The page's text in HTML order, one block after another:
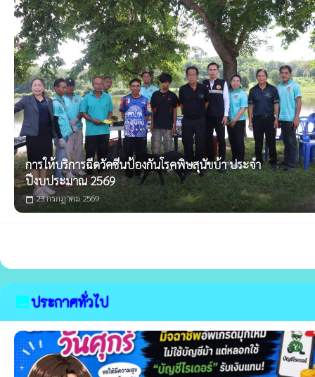
การให้บริการฉีดวัคซีนป้องกันโรคพิษสุนัขบ้า ประจำ
ปีงบประมาณ 2569
calendar_today23 กรกฎาคม 2569
imageประกาศทั่วไป